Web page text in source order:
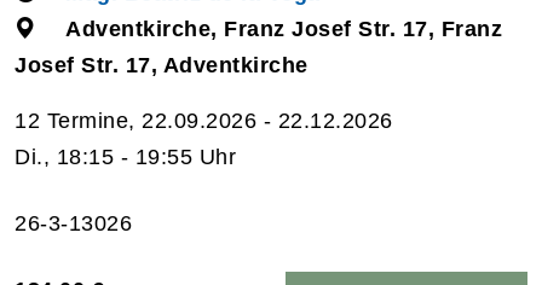
Adventkirche, Franz Josef Str. 17, Franz
Josef Str. 17, Adventkirche
12 Termine, 22.09.2026 - 22.12.2026
Di., 18:15 - 19:55 Uhr
26-3-13026